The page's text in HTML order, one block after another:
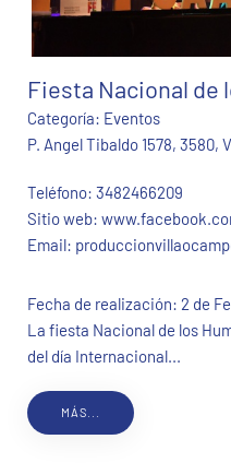
Fiesta Nacional de
Categoría: Eventos
P. Angel Tibaldo 1578, 3580,
Teléfono: 3482466209
Sitio web:
Email:
Fecha de realización: 2 de
La fiesta Nacional de los
del día Internacional...
MÁS...